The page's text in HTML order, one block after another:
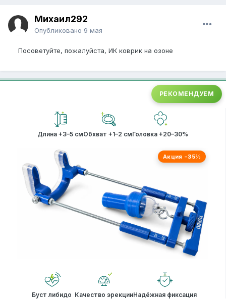
Михаил292
Опубликовано 9 мая
Посоветуйте, пожалуйста, ИК коврик на озоне
РЕКОМЕНДУЕМ
Длина +3–5 смОбхват +1–2 смГоловка +20–30%
Акция −35%
Буст либидо Качество эрекцииНадёжная фиксация